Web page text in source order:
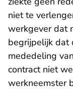
niet te
werkgever dat
begrijpelijk dat
mededeling
contract niet
werkneemster